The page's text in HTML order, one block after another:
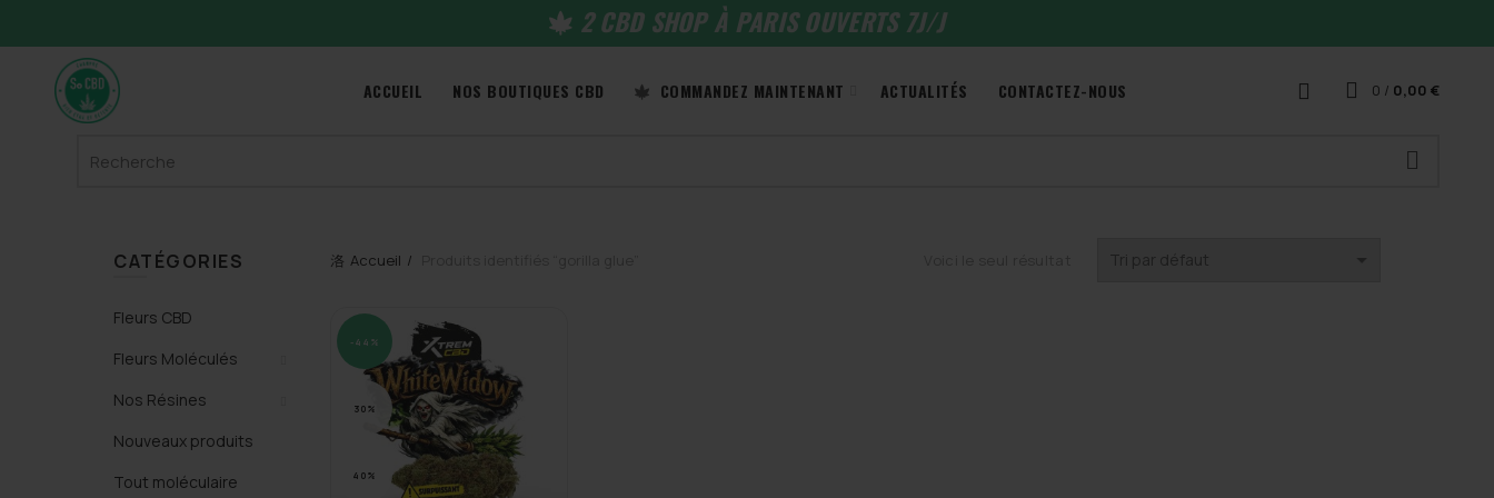
2 CBD SHOP À PARIS OUVERTS 7J/J
ACCUEIL NOS BOUTIQUES CBD COMMANDEZ MAINTENANT ACTUALITÉS CONTACTEZ-NOUS 0 / 0,00 €
for:
Accueil
-44%
30%
40%
CATÉGORIES
Fleurs CBD
Fleurs Moléculés
Nos Résines
Nouveaux produits
Tout moléculaire